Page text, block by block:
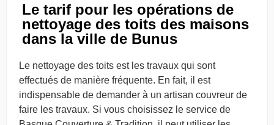
Le tarif pour les opérations de
nettoyage des toits des maisons
dans la ville de Bunus
Le nettoyage des toits est les travaux qui sont
effectués de manière fréquente. En fait, il est
indispensable de demander à un artisan couvreur de
faire les travaux. Si vous choisissez le service de